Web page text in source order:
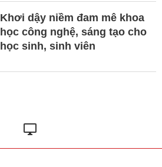
Khơi dậy niềm đam mê khoa
học công nghệ, sáng tạo cho
học sinh, sinh viên